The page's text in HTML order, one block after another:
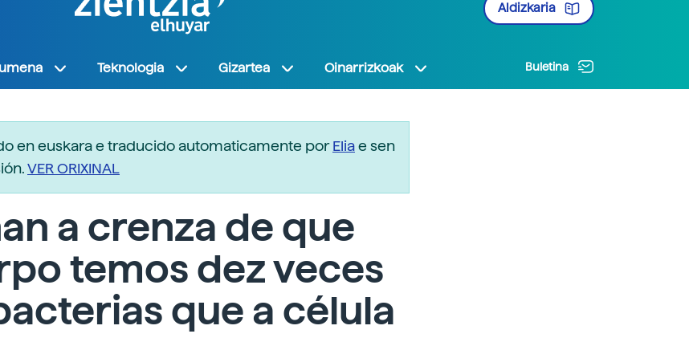
Aldizkaria
Teknologia Gizartea Oinarrizkoak Buletina
en euskara e traducido automaticamente porEliae sen
VER ORIXINAL
a crenza de que
temos dez veces
que a célula